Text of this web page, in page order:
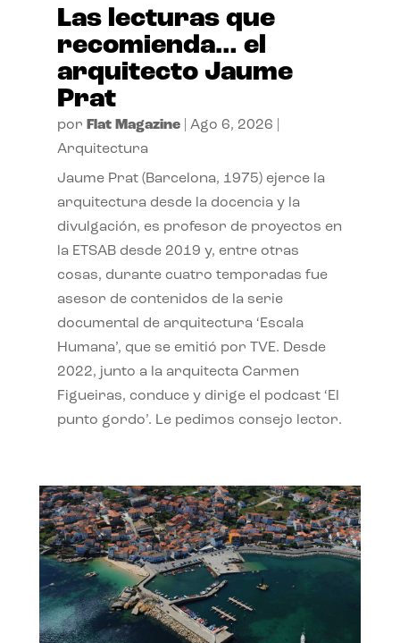
Las lecturas que
recomienda… el
arquitecto Jaume
Prat
por Flat Magazine| Ago 6, 2026
Arquitectura
Jaume Prat (Barcelona, 1975) ejerce la
arquitectura desde la docencia y la
divulgación, es profesor de proyectos en
la ETSAB desde 2019 y, entre otras
cosas, durante cuatro temporadas fue
asesor de contenidos de la serie
documental de arquitectura ‘Escala
Humana’, que se emitió por TVE. Desde
2022, junto a la arquitecta Carmen
Figueiras, conduce y dirige el podcast ‘El
punto gordo’. Le pedimos consejo lector.